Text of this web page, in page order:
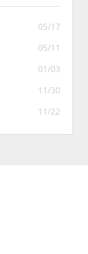
05/17
05/11
01/03
11/30
11/22